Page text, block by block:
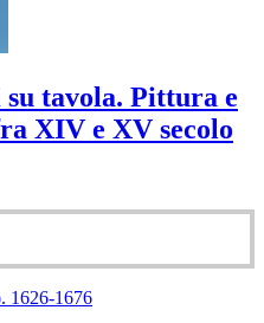
su tavola. Pittura e
XIV e XV secolo